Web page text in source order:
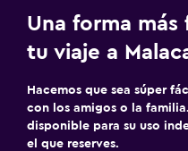
Una forma
tu viaje a
Hacemos que sea súper
con los amigos o la
disponible para su uso
el que reserves.